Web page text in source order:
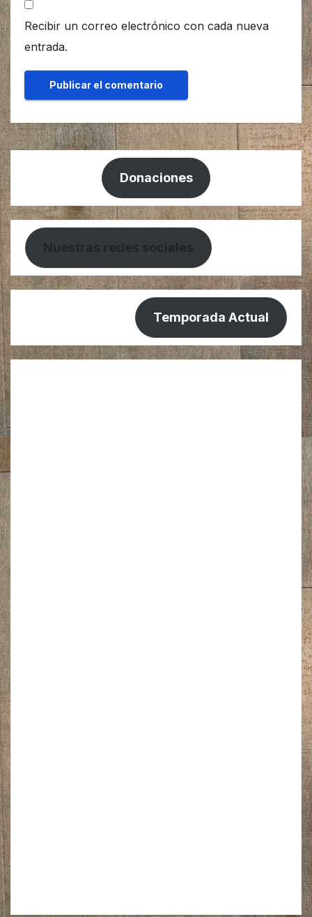
Recibir un correo electrónico con cada nueva
entrada.
Donaciones
Nuestras redes sociales
Temporada Actual